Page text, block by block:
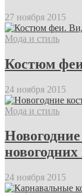
27 ноября 2015
Мода и стиль
Костюм
24 ноября 2015
Мода и стиль
24 ноября 2015